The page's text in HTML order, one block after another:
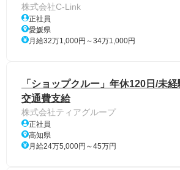
株式会社C-Link
正社員
愛媛県
月給32万1,000円～34万1,000円
「ショップクルー」年休120日/未
交通費支給
株式会社ティアグループ
正社員
高知県
月給24万5,000円～45万円